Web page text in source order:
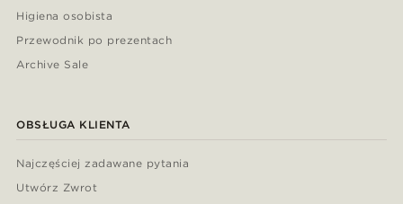
Higiena osobista
Przewodnik po prezentach
Archive Sale
OBSŁUGA KLIENTA
Najczęściej zadawane pytania
Utwórz Zwrot